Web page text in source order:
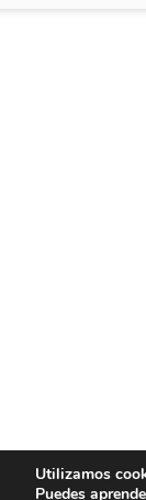
Utilizamos
Puedes